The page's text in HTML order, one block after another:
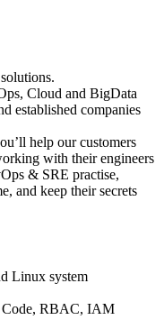
Cloud and BigData
established companies
help our customers
with their engineers
& SRE practise,
and keep their secrets
Linux system
Code, RBAC, IAM